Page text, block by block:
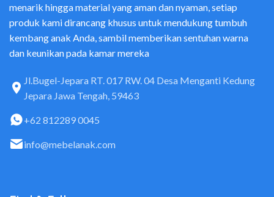
menarik hingga material yang aman dan nyaman, setiap
produk kami dirancang khusus untuk mendukung tumbuh
kembang anak Anda, sambil memberikan sentuhan warna
dan keunikan pada kamar mereka
Jl.Bugel-Jepara RT. 017 RW. 04 Desa Menganti Kedung
Jepara Jawa Tengah, 59463
+62 812289 0045
info@mebelanak.com